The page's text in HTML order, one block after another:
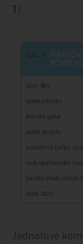
1 ).
Jednotlivé